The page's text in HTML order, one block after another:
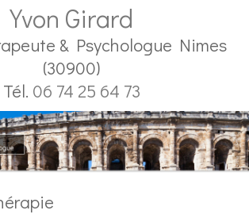
Yvon Girard
& Psychologue Nimes
(30900)
Tél. 06 74 25 64 73